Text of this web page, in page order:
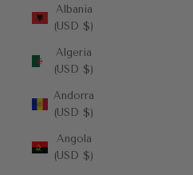
Albania
(USD $)
Algeria
(USD $)
Andorra
(USD $)
Angola
(USD $)